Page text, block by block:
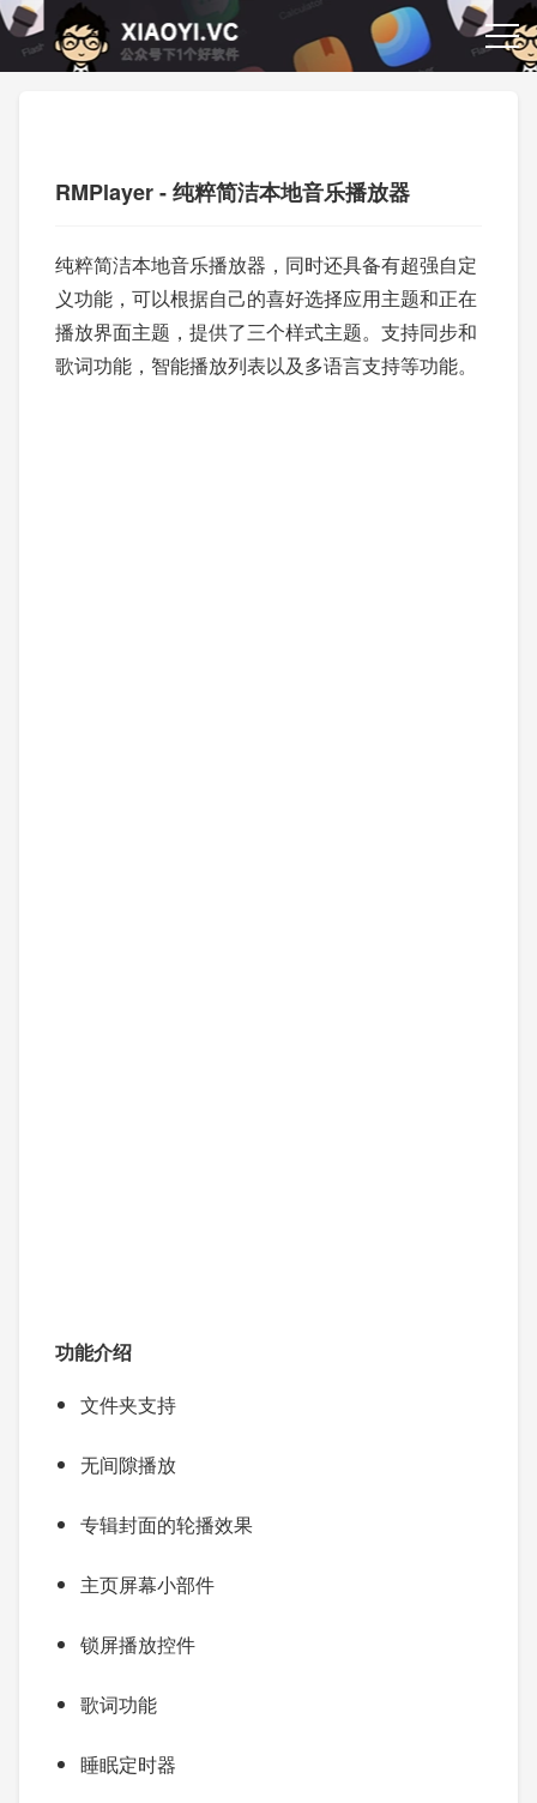
RMPlayer - 纯粹简洁本地音乐播放器
纯粹简洁本地音乐播放器，同时还具备有超强自定
义功能，可以根据自己的喜好选择应用主题和正在
播放界面主题，提供了三个样式主题。支持同步和
歌词功能，智能播放列表以及多语言支持等功能。
功能介绍
文件夹支持
无间隙播放
专辑封面的轮播效果
主页屏幕小部件
锁屏播放控件
歌词功能
睡眠定时器